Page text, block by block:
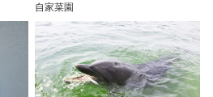
自家菜園